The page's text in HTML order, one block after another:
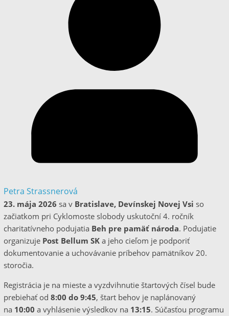
Petra Strassnerová
23. mája 2026 sa v Bratislave, Devínskej Novej Vsi so
začiatkom pri Cyklomoste slobody uskutoční 4. ročník
charitatívneho podujatia Beh pre pamäť národa. Podujatie
organizuje Post Bellum SKa jeho cieľom je podporiť
dokumentovanie a uchovávanie príbehov pamätníkov 20.
storočia.
Registrácia je na mieste a vyzdvihnutie štartových čísel bude
prebiehať od 8:00 do 9:45, štart behov je naplánovaný
na 10:00 a vyhlásenie výsledkov na 13:15. Súčasťou programu